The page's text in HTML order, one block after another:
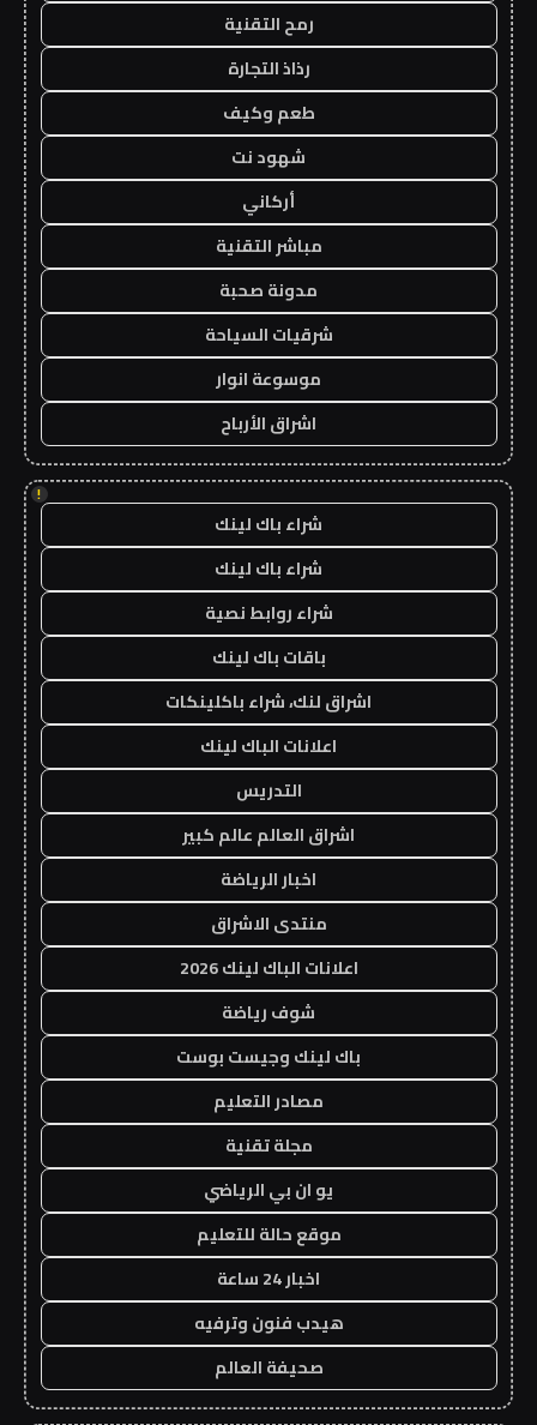
رمح التقنية
رذاذ التجارة
طعم وكيف
شهود نت
أركاني
مباشر التقنية
مدونة صحبة
شرقيات السياحة
موسوعة انوار
اشراق الأرباح
!
شراء باك لينك
شراء باك لينك
شراء روابط نصية
باقات باك لينك
اشراق لنك، شراء باكلينكات
اعلانات الباك لينك
التدريس
اشراق العالم عالم كبير
اخبار الرياضة
منتدى الاشراق
اعلانات الباك لينك 2026
شوف رياضة
باك لينك وجيست بوست
مصادر التعليم
مجلة تقنية
يو ان بي الرياضي
موقع حالة للتعليم
اخبار 24 ساعة
هيدب فنون وترفيه
صحيفة العالم